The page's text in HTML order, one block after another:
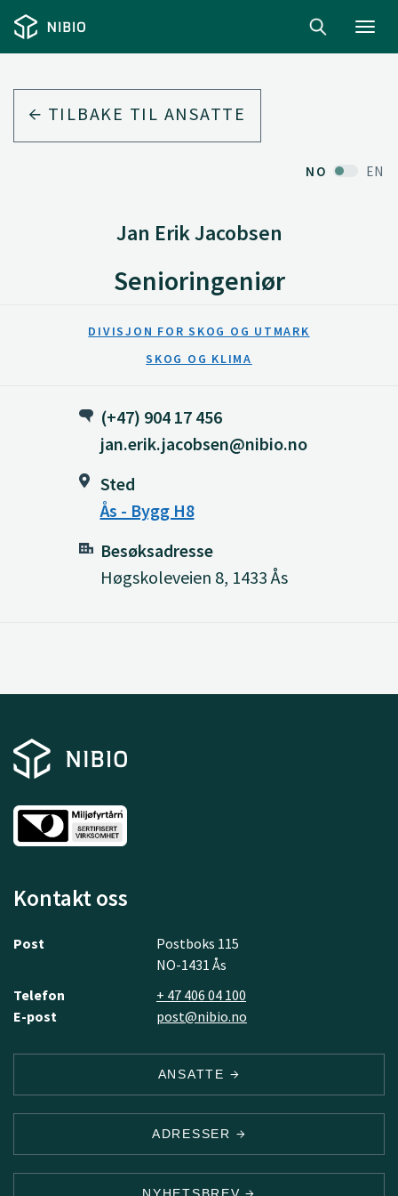
TILBAKE TIL ANSATTE
NO EN
Jan Erik Jacobsen
Senioringeniør
DIVISJON FOR SKOG OG UTMARK
SKOG OG KLIMA
(+47) 904 17 456
jan.erik.jacobsen@nibio.no
Sted
Ås - Bygg H8
Besøksadresse
Høgskoleveien 8, 1433 Ås
Kontakt oss
Post
Postboks 115
NO-1431 Ås
Telefon
+ 47 406 04 100
E-post
post@nibio.no
ANSATTE
ADRESSER